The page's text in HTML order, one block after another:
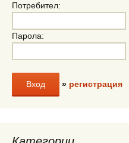
Потребител:
Парола:
» регистрация